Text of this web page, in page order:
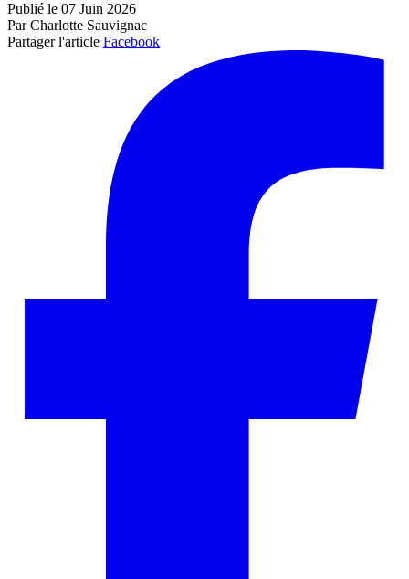
Publié le 07 Juin 2026
Par Charlotte Sauvignac
Partager l'article Facebook